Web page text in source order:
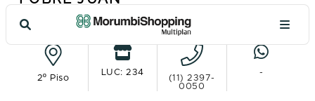
Ver no mapa
2º Piso
LUC: 234
(11) 2397-
0050
-